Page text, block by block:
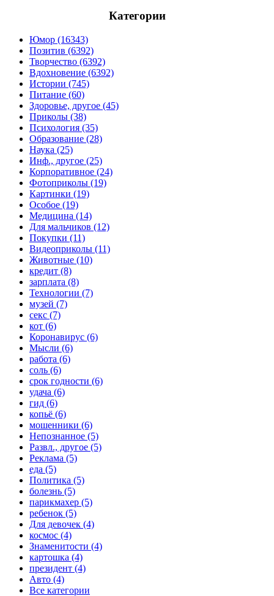
Категории
Юмор (16343)
Позитив (6392)
Творчество (6392)
Вдохновение (6392)
Истории (745)
Питание (60)
Здоровье, другое (45)
Приколы (38)
Психология (35)
Образование (28)
Наука (25)
Инф., другое (25)
Корпоративное (24)
Фотоприколы (19)
Картинки (19)
Особое (19)
Медицина (14)
Для мальчиков (12)
Покупки (11)
Видеоприколы (11)
Животные (10)
кредит (8)
зарплата (8)
Технологии (7)
музей (7)
секс (7)
кот (6)
Коронавирус (6)
Мысли (6)
работа (6)
соль (6)
срок годности (6)
удача (6)
гид (6)
копьё (6)
мошенники (6)
Непознанное (5)
Развл., другое (5)
Реклама (5)
еда (5)
Политика (5)
болезнь (5)
парикмахер (5)
ребенок (5)
Для девочек (4)
космос (4)
Знаменитости (4)
картошка (4)
президент (4)
Авто (4)
Все категории